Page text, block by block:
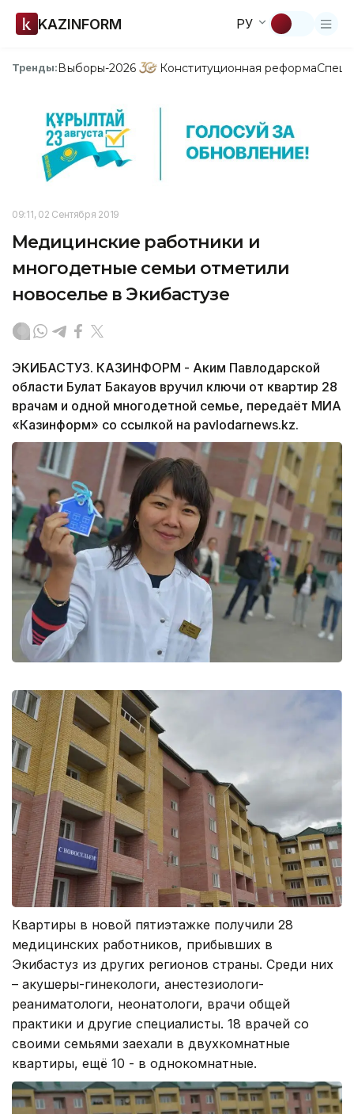
KAZINFORM РУ
Тренды:Выборы-2026 Конституционная реформа
09:11, 02 Сентября 2019
Медицинские работники и
многодетные семьи отметили
новоселье в Экибастузе
ЭКИБАСТУЗ. КАЗИНФОРМ - Аким Павлодарской
области Булат Бакауов вручил ключи от квартир 28
врачам и одной многодетной семье, передаёт МИА
«Казинформ» со ссылкой на pavlodarnews.kz.
Квартиры в новой пятиэтажке получили 28
медицинских работников, прибывших в
Экибастуз из других регионов страны. Среди них
– акушеры-гинекологи, анестезиологи-
реаниматологи, неонатологи, врачи общей
практики и другие специалисты. 18 врачей со
своими семьями заехали в двухкомнатные
квартиры, ещё 10 - в однокомнатные.